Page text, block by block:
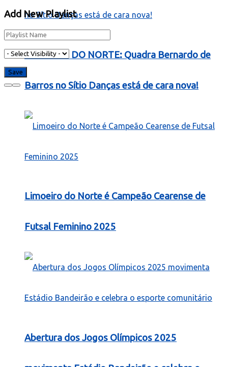
LIMOEIRO DO NORTE: Quadra Bernardo de
Barros no Sítio Danças está de cara nova!
Limoeiro do Norte é Campeão Cearense de
Futsal Feminino 2025
Abertura dos Jogos Olímpicos 2025
Add New Playlist